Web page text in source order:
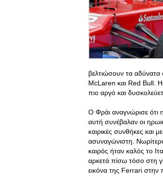
βελτιώσουν τα αδύνατα
ΜcLaren και Red Bull.
πιο αργό και
Ο Φράι αναγνώρισε ότι
αυτή συνέβαλαν οι
καιρικές συνθήκες και
ασυναγώνιστη.
καιρός ήταν καλός το
αρκετά πίσω τόσο στη
εικόνα της Ferrari στην